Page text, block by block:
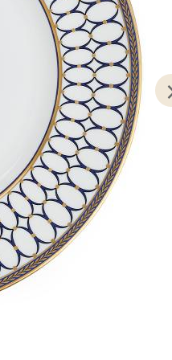
Markens
25B, 4611 Kristiansand
38, 0594 Oslo